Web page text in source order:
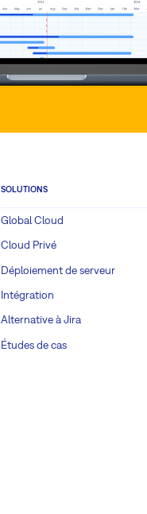
SOLUTIONS
Global Cloud
Cloud Privé
Déploiement de serveur
Intégration
Alternative à Jira
Études de cas